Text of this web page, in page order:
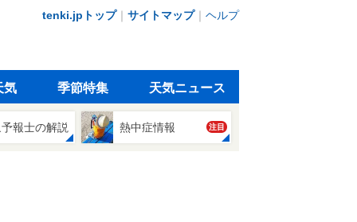
tenki.jpトップ｜ サイトマップ｜ ヘルプ
気 季節特集 天気ニュース
報士の解説 熱中症情報 注目